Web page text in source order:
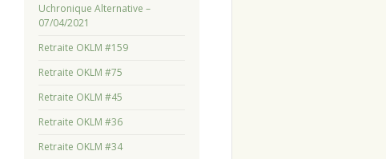
Uchronique Alternative –
07/04/2021
Retraite OKLM #159
Retraite OKLM #75
Retraite OKLM #45
Retraite OKLM #36
Retraite OKLM #34